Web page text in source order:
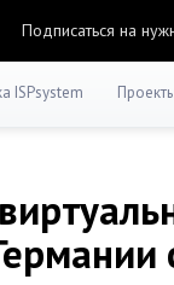
Подписаться на
ISPsystem